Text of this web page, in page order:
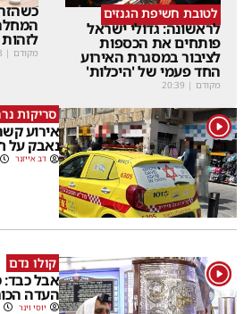
לטובת חשיפת הגנזים
לראשונה: גדולי ישראל
פותחים את הכספות
לציבור במסגרת האירוע
החד פעמי של 'היכלות'
מקודם |
20:39
מקודם |
1 סריקות
נאבק על
דב אייזנר
1 קולו נדם
אבל כבד:
העדה
יוסי וינר